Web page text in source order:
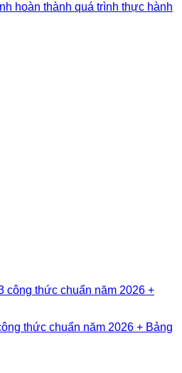
hoàn thành quá trình thực hành
thức chuẩn năm 2026 + Bảng